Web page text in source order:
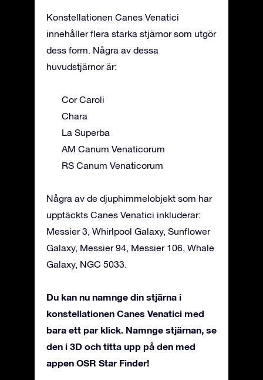
Konstellationen Canes Venatici
innehåller flera starka stjärnor som utgör
dess form. Några av dessa
huvudstjärnor är:
Cor Caroli
Chara
La Superba
AM Canum Venaticorum
RS Canum Venaticorum
Några av de djuphimmelobjekt som har
upptäckts Canes Venatici inkluderar:
Messier 3, Whirlpool Galaxy, Sunflower
Galaxy, Messier 94, Messier 106, Whale
Galaxy, NGC 5033.
Du kan nu namnge din stjärna i
konstellationen Canes Venatici med
bara ett par klick. Namnge stjärnan, se
den i 3D och titta upp på den med
appen OSR Star Finder!